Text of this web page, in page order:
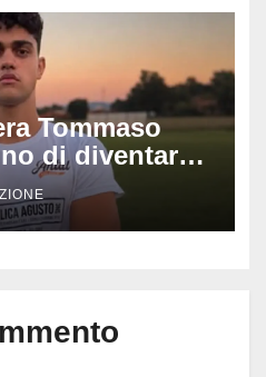
Tommaso
di diventare
da
di Bologna
in mare